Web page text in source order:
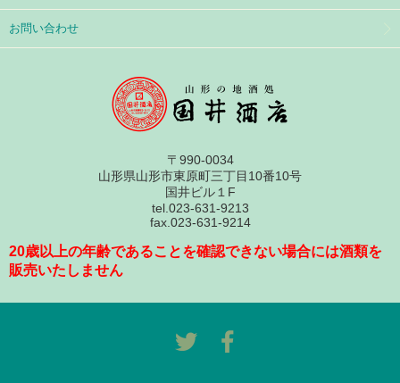
お問い合わせ
〒990-0034
山形県山形市東原町三丁目10番10号
国井ビル１F
tel.023-631-9213
fax.023-631-9214
20歳以上の年齢であることを確認できない場合には酒類を
販売いたしません